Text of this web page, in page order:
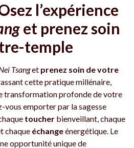
l’expérience
et prenez soin
temple
Tsanget prenez soin de votre
cette pratique millénaire,
transformation profonde de votre
vous emporter par la sagesse
toucher bienveillant, chaque
chaque échangeénergétique. Le
opportunité unique de